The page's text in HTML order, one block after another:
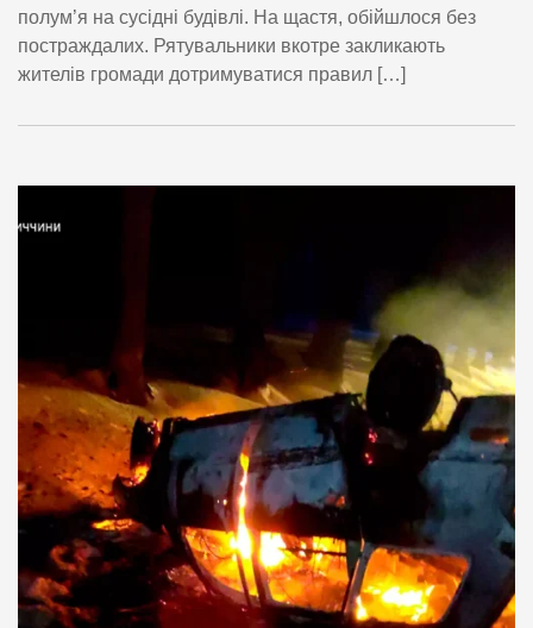
полум’я на сусідні будівлі. На щастя, обійшлося без
постраждалих. Рятувальники вкотре закликають
жителів громади дотримуватися правил […]